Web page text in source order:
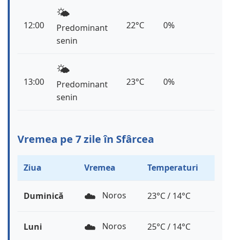
12:00
🌤️
Predominant
senin
22°C 0%
13:00
🌤️
Predominant
senin
23°C 0%
Vremea pe 7 zile în Sfârcea
Ziua Vremea Temperaturi
Duminică ☁️ Noros 23°C / 14°C
Luni ☁️ Noros 25°C / 14°C